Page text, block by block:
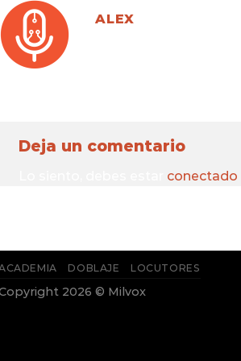
ALEX
Deja un comentario
conectado
DOBLAJE LOCUTORES
2026 © Milvox